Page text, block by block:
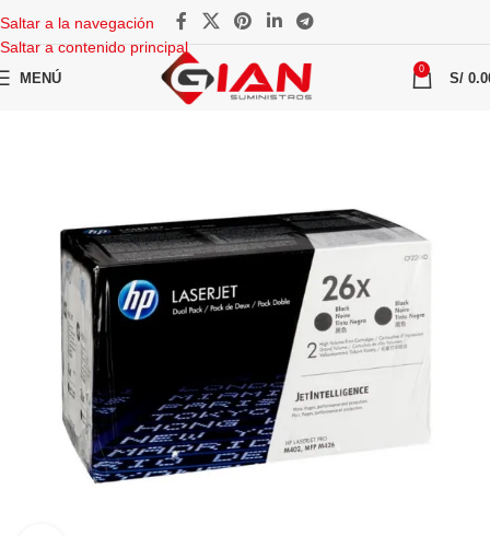
Saltar a la navegación
Saltar a contenido principal
MENÚ
0
S/